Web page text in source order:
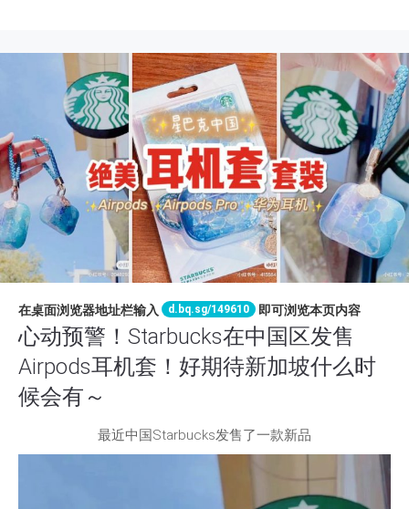
在桌面浏览器地址栏输入 d.bq.sg/149610 即可浏览本页内容
心动预警！Starbucks在中国区发售
Airpods耳机套！好期待新加坡什么时
候会有～
最近中国Starbucks发售了一款新品